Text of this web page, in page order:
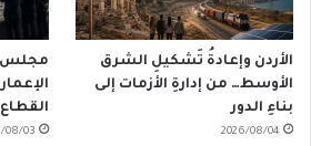
الأردن وإعادةُ تَشكيلِ الشرق
الأوسط… من إدارةِ الأزمات إلى
بناءِ الدور
2026/08/04
مجلس
08/03